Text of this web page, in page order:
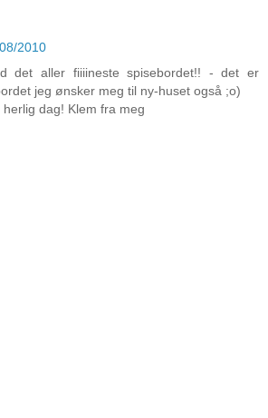
2010
det aller fiiiineste spisebordet!! - det er
jeg ønsker meg til ny-huset også ;o)
dag! Klem fra meg